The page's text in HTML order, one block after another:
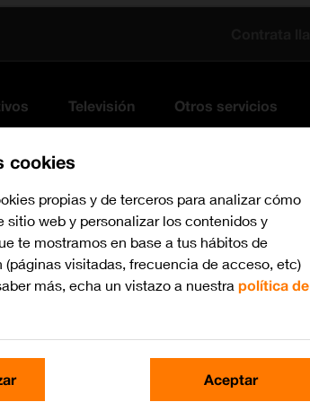
Televisión Otros servicios
Busca por problema o tema
cookies
propias y de terceros para analizar cómo
sitio web y personalizar los contenidos y
te mostramos en base a tus hábitos de
(páginas visitadas, frecuencia de acceso, etc)
más, echa un vistazo a nuestra política de
Aceptar